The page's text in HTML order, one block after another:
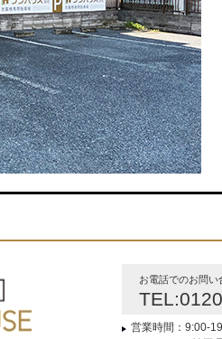
お電話でのお問い
営業時間：9:00-